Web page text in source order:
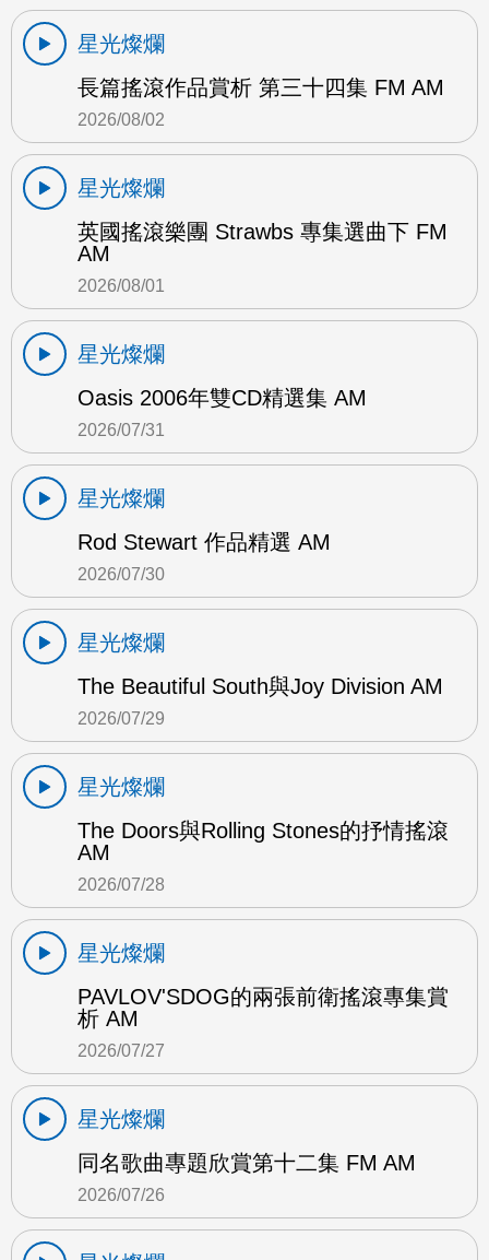
星光燦爛
長篇搖滾作品賞析 第三十四集 FM AM
2026/08/02
星光燦爛
英國搖滾樂團 Strawbs 專集選曲下 FM
AM
2026/08/01
星光燦爛
Oasis 2006年雙CD精選集 AM
2026/07/31
星光燦爛
Rod Stewart 作品精選 AM
2026/07/30
星光燦爛
The Beautiful South與Joy Division AM
2026/07/29
星光燦爛
The Doors與Rolling Stones的抒情搖滾
AM
2026/07/28
星光燦爛
PAVLOV'SDOG的兩張前衛搖滾專集賞
析 AM
2026/07/27
星光燦爛
同名歌曲專題欣賞第十二集 FM AM
2026/07/26